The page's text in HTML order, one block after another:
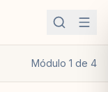
Módulo 1 de 4